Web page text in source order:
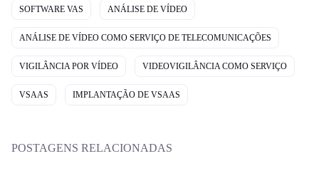
SOFTWARE VAS ANÁLISE DE VÍDEO
ANÁLISE DE VÍDEO COMO SERVIÇO DE TELECOMUNICAÇÕES
VIGILÂNCIA POR VÍDEO VIDEOVIGILÂNCIA COMO SERVIÇO
VSAAS IMPLANTAÇÃO DE VSAAS
POSTAGENS RELACIONADAS